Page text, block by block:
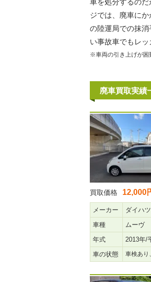
ジでは、廃車に
の陸運局での抹
い事故車でもレッ
※車両の引き上げが困
廃車買取実績
買取価格 12,000
メーカー
ダイハツ
車種
ムーヴ
年式
2013年/
車の状態
車検あり